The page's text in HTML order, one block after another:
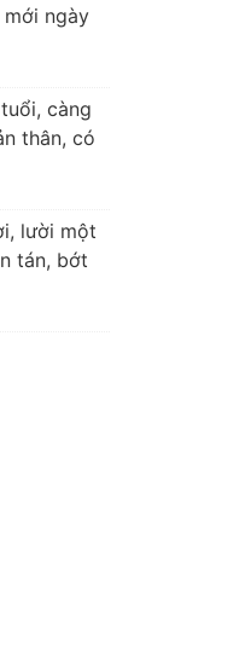
ngày
càng
thân, có
lười một
tán, bớt